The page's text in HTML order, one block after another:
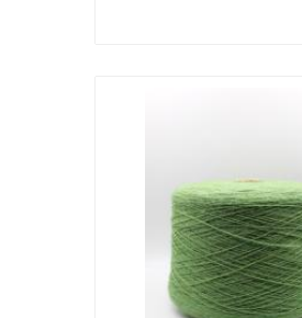
Previous